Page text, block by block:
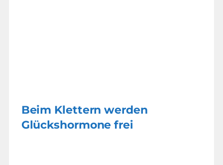
Beim Klettern werden
Glückshormone frei